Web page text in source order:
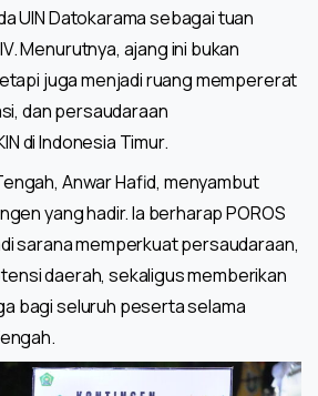
UIN Datokarama sebagai tuan
Menurutnya, ajang ini bukan
juga menjadi ruang mempererat
dan persaudaraan
di Indonesia Timur.
Anwar Hafid, menyambut
yang hadir. Ia berharap POROS
sarana memperkuat persaudaraan,
daerah, sekaligus memberikan
bagi seluruh peserta selama